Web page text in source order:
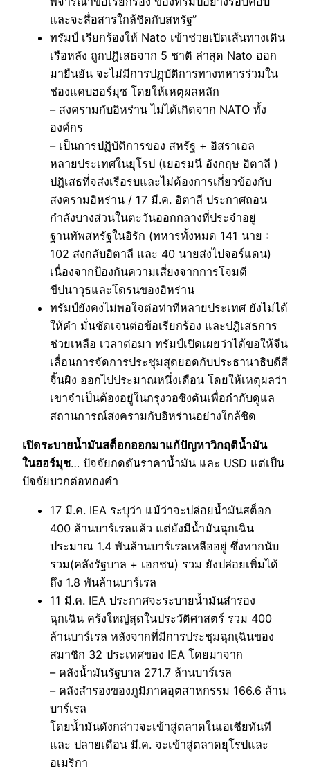
และจะสื่อสารใกล้ชิดกับสหรัฐ”
ทรัมป์ เรียกร้องให้ Nato เข้าช่วยเปิดเส้นทางเดิน
เรือหลัง ถูกปฎิเสธจาก 5 ชาติ ล่าสุด Nato ออก
มายืนยัน จะไม่มีการปฏฺบัติการทางทหารร่วมใน
ช่องแคบฮอร์มุช โดยให้เหตุผลหลัก
– สงครามกับอิหร่าน ไม่ได้เกิดจาก NATO ทั้ง
องค์กร
– เป็นการปฏิบัติการของ สหรัฐ + อิสราเอล
หลายประเทศในยุโรป (เยอรมนี อังกฤษ อิตาลี )
ปฎิเสธที่จส่งเรือรบและไม่ต้องการเกี่ยวข้องกับ
สงครามอิหร่าน / 17 มี.ค. อิตาลี ประกาศถอน
กำลังบางส่วนในตะวันออกกลางที่ประจำอยู่
ฐานทัพสหรัฐในอิรัก (ทหารทั้งหมด 141 นาย :
102 ส่งกลับอิตาลี และ 40 นายส่งไปจอร์แดน)
เนื่องจากป้องกันความเสี่ยงจากการโจมตี
ขีปนาวุธและโดรนของอิหร่าน
ทรัมป์ยังคงไม่พอใจต่อท่าทีหลายประเทศ ยังไม่ได้
ให้คำ มั่นชัดเจนต่อข้อเรียกร้อง และปฎิเสธการ
ช่วยเหลือ เวลาต่อมา ทรัมป์เปิดเผยว่าได้ขอให้จีน
เลื่อนการจัดการประชุมสุดยอดกับประธานาธิบดีสี
จิ้นผิง ออกไปประมาณหนึ่งเดือน โดยให้เหตุผลว่า
เขาจำเป็นต้องอยู่ในกรุงวอชิงตันเพื่อกำกับดูแล
สถานการณ์สงครามกับอิหร่านอย่างใกล้ชิด
เปิดระบายน้ำมันสต็อกออกมาแก้ปัญหาวิกฤติน้ำมัน
ในฮฮร์มุช… ปัจจัยกดดันราคาน้ำมัน และ USD แต่เป็น
ปัจจัยบวกต่อทองคำ
17 มี.ค. IEA ระบุว่า แม้ว่าจะปล่อยน้ำมันสต็อก
400 ล้านบาร์เรลแล้ว แต่ยังมีน้ำมันฉุกเฉิน
ประมาณ 1.4 พันล้านบาร์เรลเหลืออยู่ ซึ่งหากนับ
รวม(คลังรัฐบาล + เอกชน) รวม ยังปล่อยเพิ่มได้
ถึง 1.8 พันล้านบาร์เรล
11 มี.ค. IEA ประกาศจะระบายน้ำมันสำรอง
ฉุกเฉิน คร้งใหญ่สุดในประวัติศาสตร์ รวม 400
ล้านบาร์เรล หลังจากที่มีการประชุมฉุกเฺฉินของ
สมาชิก 32 ประเทศของ IEA โดยมาจาก
– คลังน้ำมันรัฐบาล 271.7 ล้านบาร์เรล
– คลังสำรองของภูมิภาคอุตสาหกรรม 166.6 ล้าน
บาร์เรล
โดยน้ำมันดังกล่าวจะเข้าสู่ตลาดในเอเซียทันที
และ ปลายเดือน มี.ค. จะเข้าสู่ตลาดยุโรปและ
อเมริกา